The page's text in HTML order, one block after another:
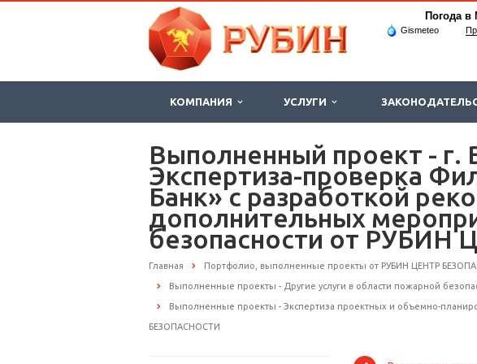
Погода в
Gismeteo
КОМПАНИЯ УСЛУГИ
Выполненный проект - г.
Экспертиза-проверка
Банк» с разработкой
дополнительных
безопасности от
Главная Портфолио, выполненные проекты от РУБИН ЦЕНТР
Выполненные проекты - Другие услуги в области пожарной
Выполненные проекты - Экспертиза проектных и объемно-
БЕЗОПАСНОСТИ